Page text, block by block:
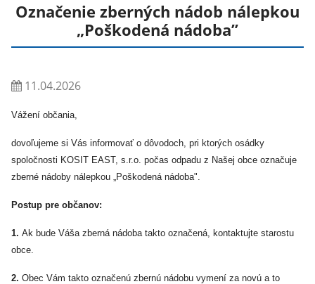
Označenie zberných nádob nálepkou
„Poškodená nádoba’’
11.04.2026
Vážení občania,
dovoľujeme si Vás informovať o dôvodoch, pri ktorých osádky
spoločnosti KOSIT EAST, s.r.o. počas odpadu z Našej obce označuje
zberné nádoby nálepkou „Poškodená nádoba".
Postup pre občanov:
1. Ak bude Váša zberná nádoba takto označená, kontaktujte starostu
obce.
2. Obec Vám takto označenú zbernú nádobu vymení za novú a to